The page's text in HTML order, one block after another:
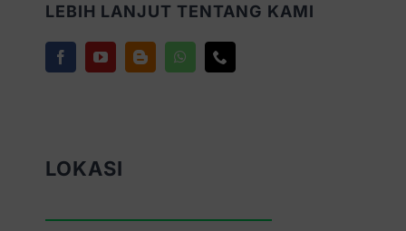
LEBIH LANJUT TENTANG KAMI
LOKASI